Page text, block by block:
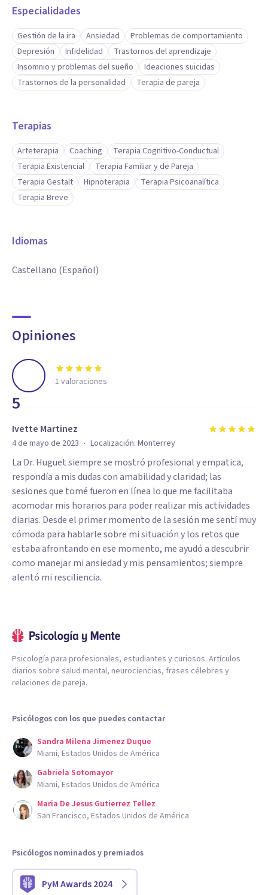
Especialidades
Gestión de la ira Ansiedad
Problemas de comportamiento
Depresión
Infidelidad
Trastornos del aprendizaje
Insomnio y problemas del sueño
Ideaciones suicidas
Trastornos de la personalidad
Terapia de pareja
Terapias
Arteterapia Coaching
Terapia Cognitivo-Conductual
Terapia Existencial
Terapia Familiar y de Pareja
Terapia Gestalt
Hipnoterapia
Terapia Psicoanalítica
Terapia Breve
Idiomas
Castellano (Español)
Opiniones
5
1 valoraciones
Ivette Martinez
4 de mayo de 2023 · Localización: Monterrey
La Dr. Huguet siempre se mostró profesional y empatica,
respondía a mis dudas con amabilidad y claridad; las
sesiones que tomé fueron en línea lo que me facilitaba
acomodar mis horarios para poder realizar mis actividades
diarias. Desde el primer momento de la sesión me sentí muy
cómoda para hablarle sobre mi situación y los retos que
estaba afrontando en ese momento, me ayudó a descubrir
como manejar mi ansiedad y mis pensamientos; siempre
alentó mi resciliencia.
Psicología para profesionales, estudiantes y curiosos. Artículos
diarios sobre salud mental, neurociencias, frases célebres y
relaciones de pareja.
Psicólogos con los que puedes contactar
Sandra Milena Jimenez Duque
Miami, Estados Unidos de América
Gabriela Sotomayor
Miami, Estados Unidos de América
Maria De Jesus Gutierrez Tellez
San Francisco, Estados Unidos de América
Psicólogos nominados y premiados
PyM Awards 2024